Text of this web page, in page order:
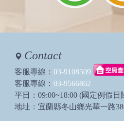
回覆：
訪客：
蔡小姐
主題：
平日包棟
內容：
您好，請問暑假平
呢，謝謝您
Contact
客服專線： 03-9108509
客服專線： 03-9566862
平日：09:00~18:00 (國定例假日
地址：宜蘭縣冬山鄉光華一路